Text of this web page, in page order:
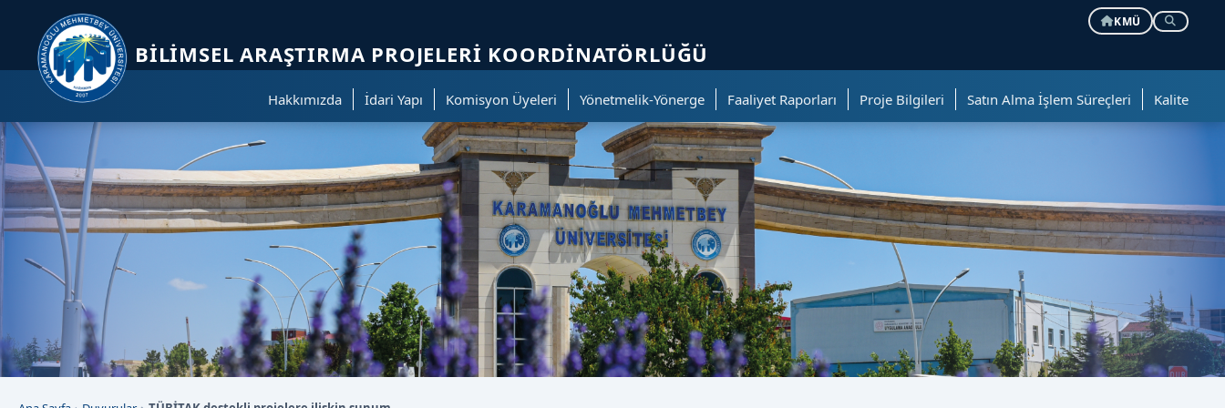
KMÜ
BILIMSEL ARAŞTIRMA PROJELERI KOORDINATÖRLÜĞÜ
Hakkımızda İdari Yapı Komisyon Üyeleri Yönetmelik-Yönerge Faaliyet Raporları Proje Bilgileri Satın Alma İşlem Süreçleri Kalite